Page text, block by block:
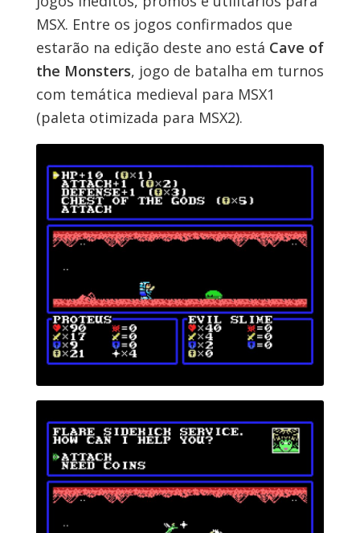
MSX. Entre os jogos confirmados que
estarão na edição deste ano está Cave of
the Monsters, jogo de batalha em turnos
com temática medieval para MSX1
(paleta otimizada para MSX2).